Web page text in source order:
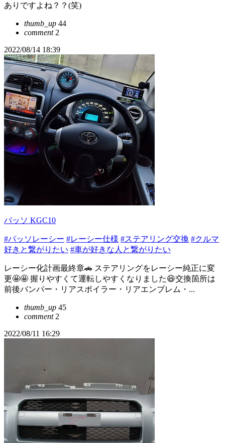
ありですよね？？(笑)
thumb_up 44
comment2
2022/08/14 18:39
パッソ KGC10
#パッソレーシー #レーシー仕様 #ステアリング交換 #クルマ
好きと繋がりたい #車が好きな人と繋がりたい
レーシー化計画最終章🚗 ステアリングをレーシー純正に変
更🤩🤩 握りやすくて運転しやすくなりました😆交換箇所は
前後バンパー・リアスポイラー・リアエンブレム・...
thumb_up 45
comment2
2022/08/11 16:29